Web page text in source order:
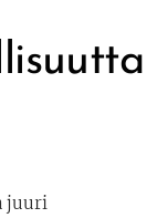
juuri